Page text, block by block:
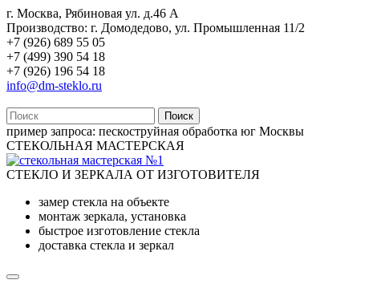
г. Москва, Рябиновая ул. д.46 А
Производство: г. Домодедово, ул. Промышленная 11/2
+7 (926) 689 55 05
+7 (499) 390 54 18
+7 (926) 196 54 18
info@dm-steklo.ru
Поиск
пример запроса: пескоструйная обработка юг Москвы
СТЕКОЛЬНАЯ МАСТЕРСКАЯ
СТЕКЛО И ЗЕРКАЛА ОТ ИЗГОТОВИТЕЛЯ
замер стекла на объекте
монтаж зеркала, установка
быстрое изготовление стекла
доставка стекла и зеркал